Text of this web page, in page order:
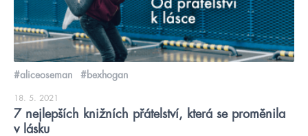
#aliceoseman #bexhogan
18. 5. 2021
7 nejlepších knižních přátelství, která se proměnila
v lásku